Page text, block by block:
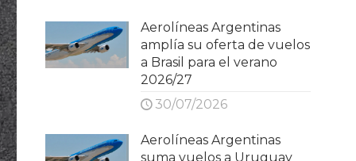
Aerolíneas Argentinas
amplía su oferta de vuelos
a Brasil para el verano
2026/27
30/07/2026
Aerolíneas Argentinas
suma vuelos a Uruguay